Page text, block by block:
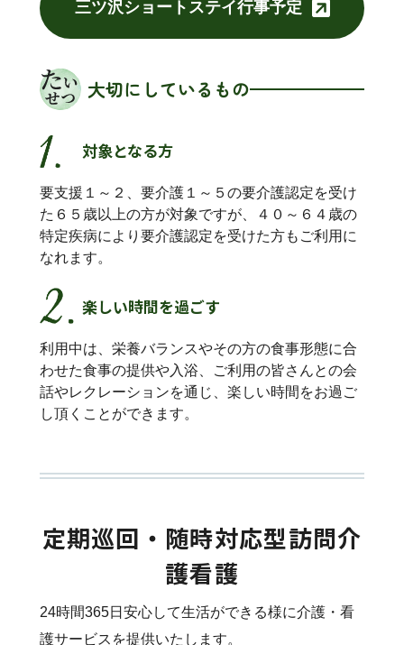
三ツ沢ショートステイ行事予定
大切にしているもの
対象となる方
要支援１～２、要介護１～５の要介護認定を受け
た６５歳以上の方が対象ですが、４０～６４歳の
特定疾病により要介護認定を受けた方もご利用に
なれます。
楽しい時間を過ごす
利用中は、栄養バランスやその方の食事形態に合
わせた食事の提供や入浴、ご利用の皆さんとの会
話やレクレーションを通じ、楽しい時間をお過ご
し頂くことができます。
定期巡回・随時対応型訪問介
護看護
24時間365日安心して生活ができる様に介護・看
護サービスを提供いたします。